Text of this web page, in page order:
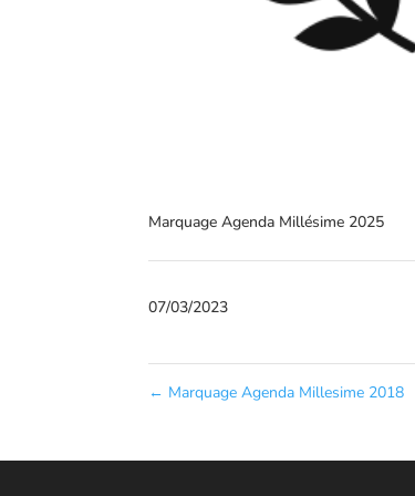
Marquage Agenda Millésime 2025
07/03/2023
← Marquage Agenda Millesime 2018